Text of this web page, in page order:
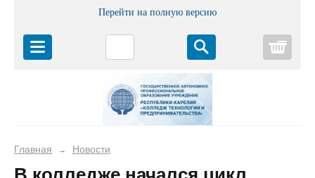
Перейти на полную версию
Главная → Новости